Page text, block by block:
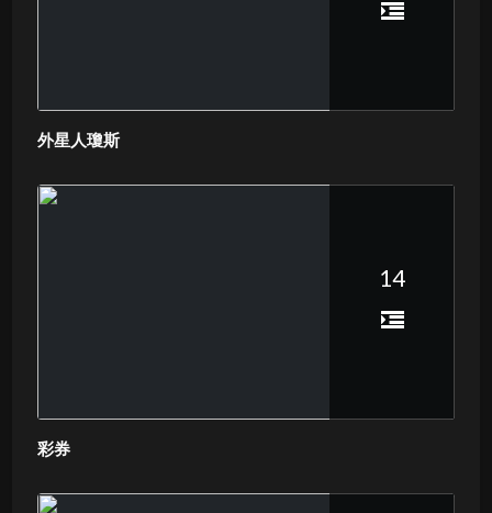
外星人瓊斯
14
彩券